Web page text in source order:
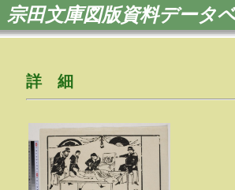
宗田文庫図版資料データ
詳 細